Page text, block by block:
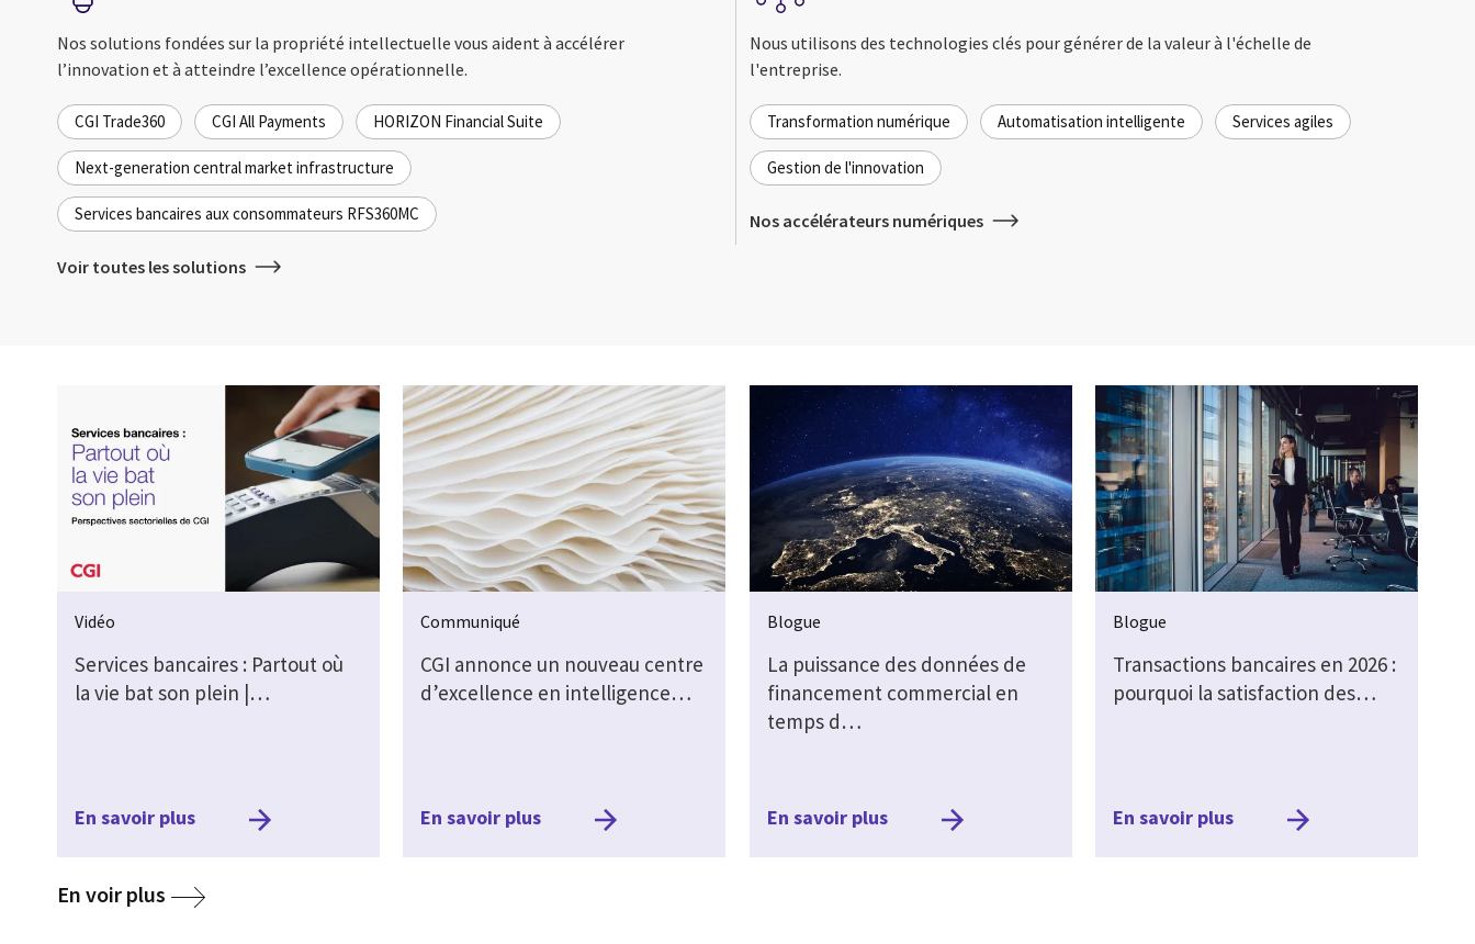
Nos solutions fondées sur la propriété intellectuelle vous aident à accélérer
l’innovation et à atteindre l’excellence opérationnelle.
CGI Trade360 CGI All Payments HORIZON Financial Suite
Next-generation central market infrastructure
Services bancaires aux consommateurs RFS360MC
Voir toutes les solutions
Nous utilisons des technologies clés pour générer de la valeur à l'échelle de
l'entreprise.
Transformation numérique Automatisation intelligente Services agiles
Gestion de l'innovation
Nos accélérateurs numériques
Vidéo
Services bancaires : Partout où
la vie bat son plein |…
En savoir plus
Communiqué
CGI annonce un nouveau centre
d’excellence en intelligence…
En savoir plus
Blogue
La puissance des données de
financement commercial en
temps d…
En savoir plus
Blogue
Transactions bancaires en 2026 :
pourquoi la satisfaction des…
En savoir plus
En voir plus media